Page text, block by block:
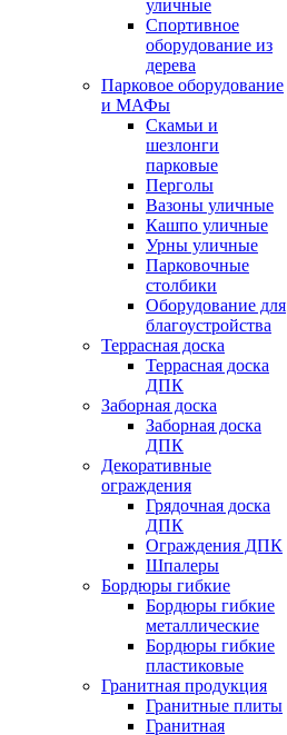
уличные
Спортивное
оборудование из
дерева
Парковое оборудование
и МАФы
Скамьи и
шезлонги
парковые
Перголы
Вазоны уличные
Кашпо уличные
Урны уличные
Парковочные
столбики
Оборудование для
благоустройства
Террасная доска
Террасная доска
ДПК
Заборная доска
Заборная доска
ДПК
Декоративные
ограждения
Грядочная доска
ДПК
Ограждения ДПК
Шпалеры
Бордюры гибкие
Бордюры гибкие
металлические
Бордюры гибкие
пластиковые
Гранитная продукция
Гранитные плиты
Гранитная